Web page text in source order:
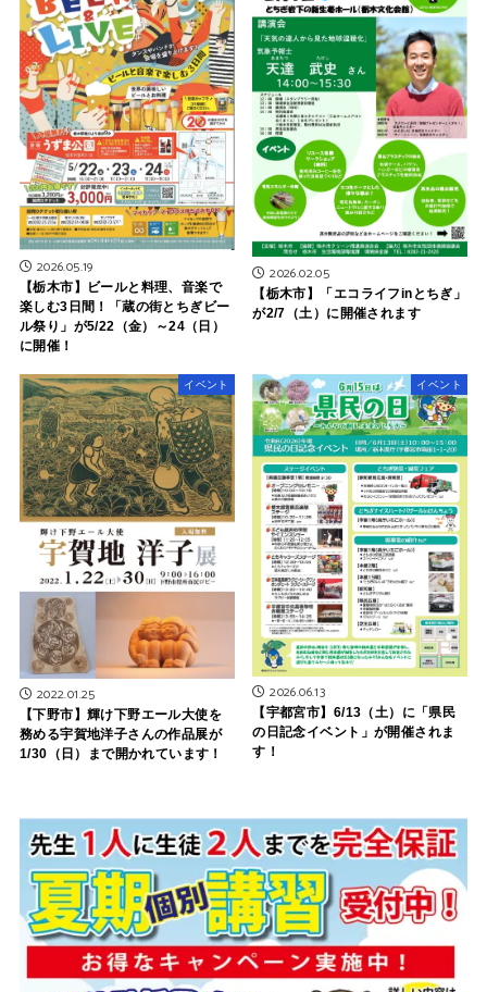
2026.05.19
【栃木市】ビールと料理、音楽で
楽しむ3日間！「蔵の街とちぎビー
ル祭り」が5/22（金）～24（日）
に開催！
2026.02.05
【栃木市】「エコライフinとちぎ」
が2/7（土）に開催されます
イベント
2022.01.25
【下野市】輝け下野エール大使を
務める宇賀地洋子さんの作品展が
1/30（日）まで開かれています！
イベント
2026.06.13
【宇都宮市】6/13（土）に「県民
の日記念イベント」が開催されま
す！